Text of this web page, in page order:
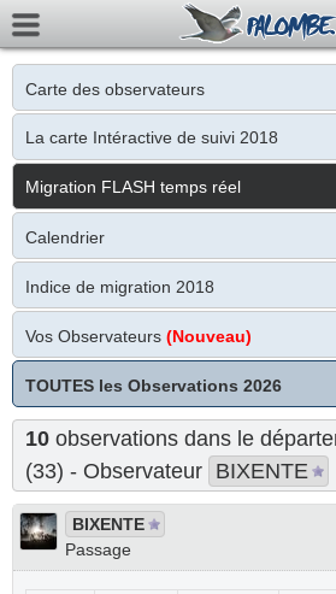
Carte des observateurs
La carte Intéractive de suivi 2018
Migration FLASH temps réel
Calendrier
Indice de migration 2018
Vos Observateurs (Nouveau)
TOUTES les Observations 2026
10 observations dans le
(33) - Observateur BIXENTE
BIXENTE
Passage